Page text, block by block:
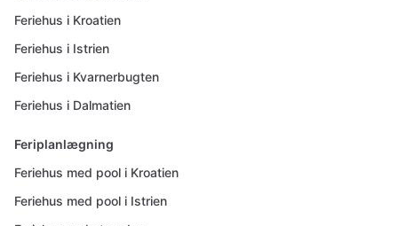
Feriehus i Kroatien
Feriehus i Istrien
Feriehus i Kvarnerbugten
Feriehus i Dalmatien
Feriplanlægning
Feriehus med pool i Kroatien
Feriehus med pool i Istrien